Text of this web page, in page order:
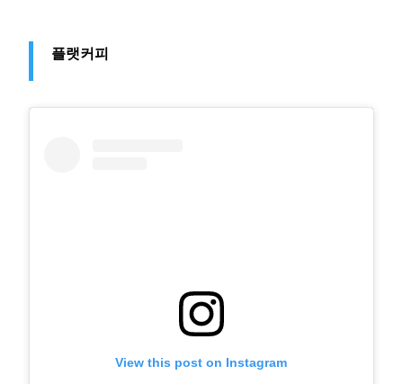
플랫커피
View this post on Instagram